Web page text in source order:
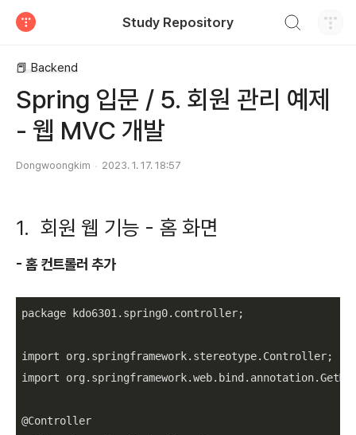
Study Repository
📕 Backend
Spring 입문 / 5. 회원 관리 예제
- 웹 MVC 개발
Dongwoongkim 2023. 1. 17. 18:57
1. 회원 웹 기능 - 홈 화면
- 홈 컨트롤러 추가
package kdo6301.spring0.controller;
import org.springframework.stereotype.Controller;
import
@Controller